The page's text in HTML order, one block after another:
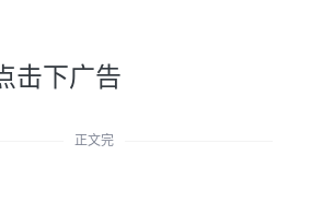
击下广告
正文完